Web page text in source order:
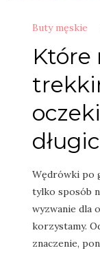
Buty męskie
Które
Wędrówki po
tylko sposób
wyzwanie dla
korzystamy.
znaczenie,